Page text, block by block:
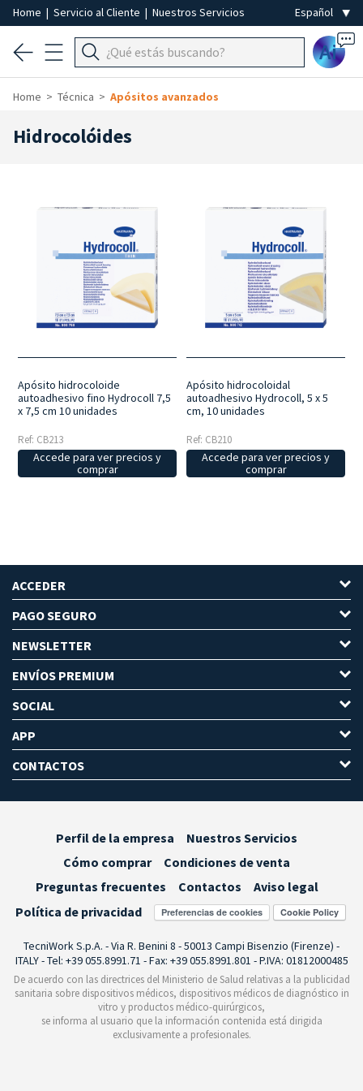
Home | Servicio al Cliente | Nuestros Servicios
Ai
Home Técnica Apósitos avanzados
Hidrocolóides
Apósito hidrocoloide
autoadhesivo fino Hydrocoll 7,5
x 7,5 cm 10 unidades
Ref: CB213
Accede para ver precios y
comprar
Apósito hidrocoloidal
autoadhesivo Hydrocoll, 5 x 5
cm, 10 unidades
Ref: CB210
Accede para ver precios y
comprar
ACCEDER
PAGO SEGURO
NEWSLETTER
ENVÍOS PREMIUM
SOCIAL
APP
CONTACTOS
Perfil de la empresa
Nuestros Servicios
Cómo comprar
Condiciones de venta
Preguntas frecuentes
Contactos
Aviso legal
Política de privacidad
Preferencias de cookies
TecniWork S.p.A. - Via R. Benini 8 - 50013 Campi Bisenzio (Firenze) -
ITALY - Tel: +39 055.8991.71 - Fax: +39 055.8991.801 - P.IVA: 01812000485
De acuerdo con las directrices del Ministerio de Salud relativas a la publicidad
sanitaria sobre dispositivos médicos, dispositivos médicos de diagnóstico in
vitro y productos médico-quirúrgicos,
se informa al usuario que la información contenida está dirigida
exclusivamente a profesionales.